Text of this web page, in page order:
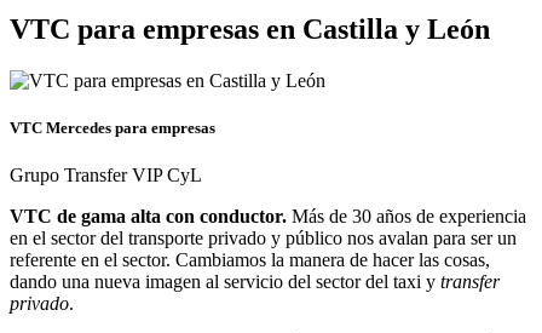
VTC para empresas en Castilla y León
VTC Mercedes para empresas
Grupo Transfer VIP CyL
VTC de gama alta con conductor. Más de 30 años de experiencia
en el sector del transporte privado y público nos avalan para ser un
referente en el sector. Cambiamos la manera de hacer las cosas,
dando una nueva imagen al servicio del sector del taxi y transfer
privado.